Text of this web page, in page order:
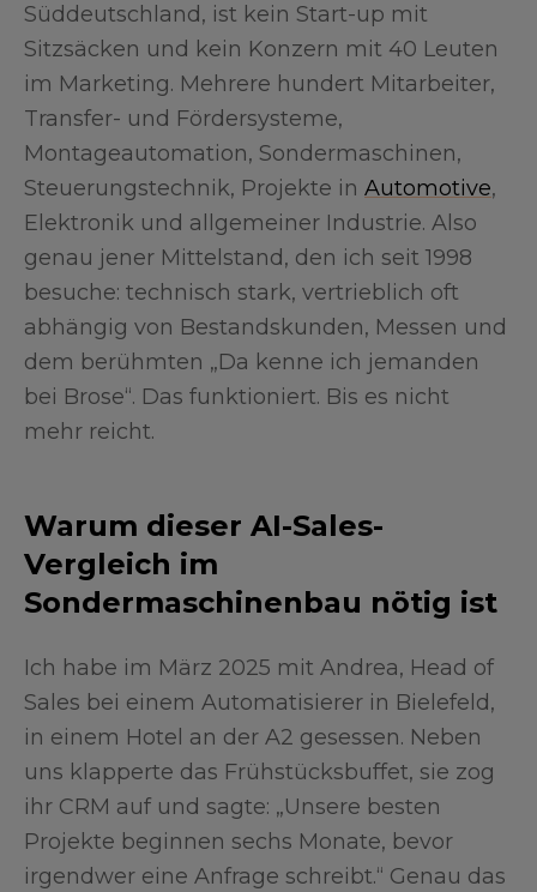
Süddeutschland, ist kein Start-up mit
Sitzsäcken und kein Konzern mit 40 Leuten
im Marketing. Mehrere hundert Mitarbeiter,
Transfer- und Fördersysteme,
Montageautomation, Sondermaschinen,
Steuerungstechnik, Projekte in Automotive,
Elektronik und allgemeiner Industrie. Also
genau jener Mittelstand, den ich seit 1998
besuche: technisch stark, vertrieblich oft
abhängig von Bestandskunden, Messen und
dem berühmten „Da kenne ich jemanden
bei Brose“. Das funktioniert. Bis es nicht
mehr reicht.
Warum dieser AI-Sales-
Vergleich im
Sondermaschinenbau nötig ist
Ich habe im März 2025 mit Andrea, Head of
Sales bei einem Automatisierer in Bielefeld,
in einem Hotel an der A2 gesessen. Neben
uns klapperte das Frühstücksbuffet, sie zog
ihr CRM auf und sagte: „Unsere besten
Projekte beginnen sechs Monate, bevor
irgendwer eine Anfrage schreibt.“ Genau das